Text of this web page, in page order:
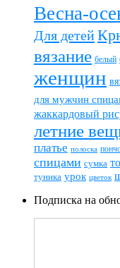
Весна-
Для детей
вязание белый
женщин
для мужчин
жаккардовый
летние
платье полоска
спицами сумка
туника урок цветок
Подписка на